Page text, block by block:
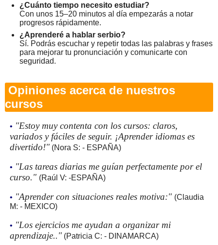
¿Cuánto tiempo necesito estudiar?
Con unos 15–20 minutos al día empezarás a notar
progresos rápidamente.
¿Aprenderé a hablar serbio?
Sí. Podrás escuchar y repetir todas las palabras y frases
para mejorar tu pronunciación y comunicarte con
seguridad.
Opiniones acerca de nuestros
cursos
• "Estoy muy contenta con los cursos: claros,
variados y fáciles de seguir. ¡Aprender idiomas es
divertido!" (Nora S: - ESPAÑA)
• "Las tareas diarias me guían perfectamente por el
curso." (Raúl V: -ESPAÑA)
• "Aprender con situaciones reales motiva:" (Claudia
M: - MEXICO)
• "Los ejercicios me ayudan a organizar mi
aprendizaje.." (Patricia C: - DINAMARCA)